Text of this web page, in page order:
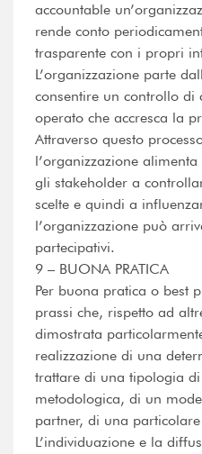
accountable
rende conto
trasparente con i propri
L’organizzazione parte
consentire un controllo di
operato che accresca la
Attraverso questo
l’organizzazione
gli stakeholder a
scelte e quindi a
l’organizzazione può
partecipativi.
9 – BUONA PRATICA
Per buona pratica o best
prassi che, rispetto ad
dimostrata
realizzazione di una
trattare di una tipologia
metodologica, di un
partner, di una
L’individuazione e la